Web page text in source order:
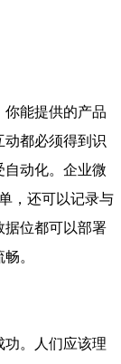
能提供的产品
动都必须得到识
自动化。企业微
，还可以记录与
据位都可以部署
。
。人们应该理